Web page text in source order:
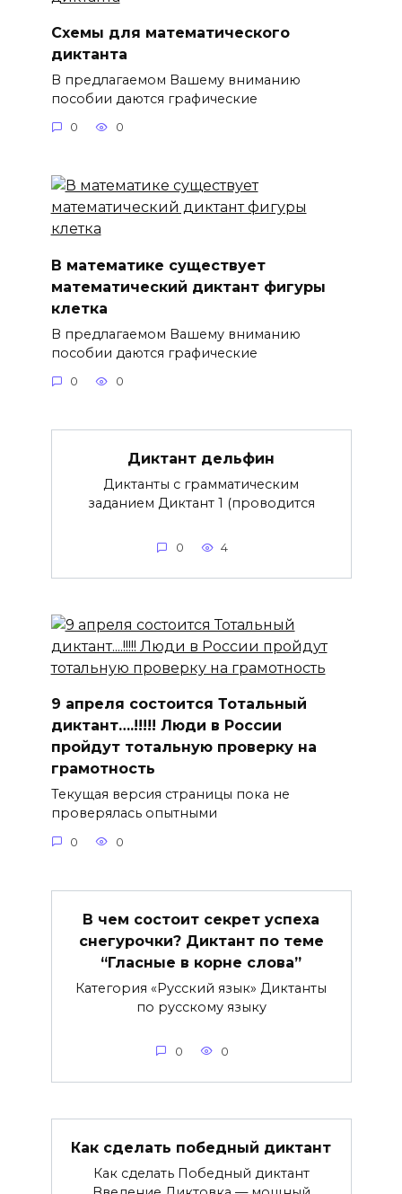
Схемы для математического
диктанта
В предлагаемом Вашему вниманию
пособии даются графические
0 0
В математике существует
математический диктант фигуры
клетка
В предлагаемом Вашему вниманию
пособии даются графические
0 0
Диктант дельфин
Диктанты с грамматическим
заданием Диктант 1 (проводится
0 4
9 апреля состоится Тотальный
диктант….!!!!! Люди в России
пройдут тотальную проверку на
грамотность
Текущая версия страницы пока не
проверялась опытными
0 0
В чем состоит секрет успеха
снегурочки? Диктант по теме
“Гласные в корне слова”
Категория «Русский язык» Диктанты
по русскому языку
0 0
Как сделать победный диктант
Как сделать Победный диктант